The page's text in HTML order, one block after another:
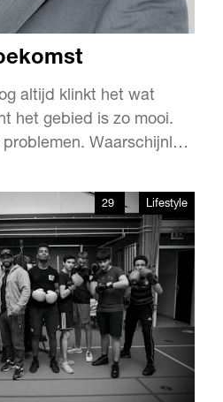
altijd klinkt het wat
het gebied is zo mooi.
Waarschijnlijk
willen er juist hier
Samen willen ze hun
er valt ook echt wat te
29 Lifestyle